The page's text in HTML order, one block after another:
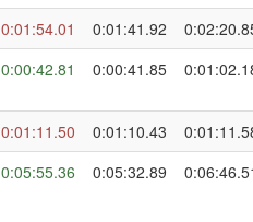
0:01:54.01 0:01:41.92
0:00:42.81 0:00:41.85
0:01:11.50 0:01:10.43
0:05:55.36 0:05:32.89